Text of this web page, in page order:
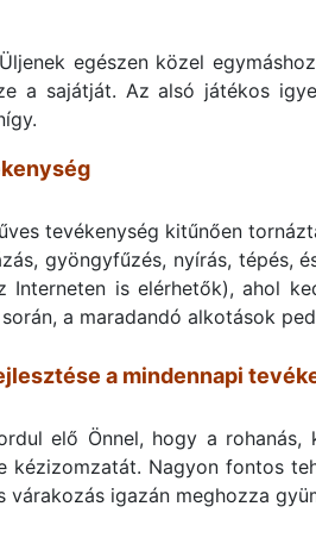
egészen közel
a sajátját. Az alsó játékos
tevékenység kitűnően
gyöngyfűzés, nyírás, tépés,
Interneten is elérhetők), ahol
a maradandó alkotások
a mindennapi
elő Önnel, hogy a
kézizomzatát. Nagyon fontos
várakozás igazán meghozza